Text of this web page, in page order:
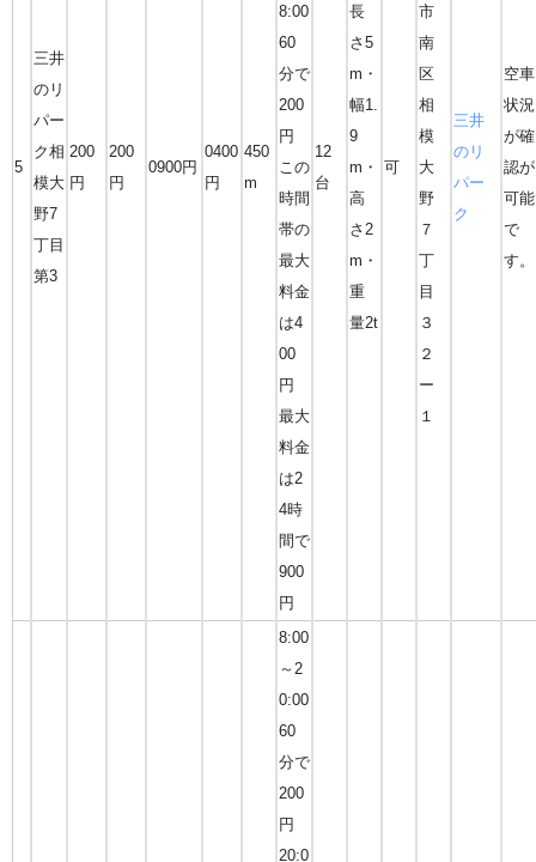
5
三井
のリ
パー
ク相
模大
野7
丁目
第3
200
円
200
円
0900円
0400
円
450
m
8:00
60
分で
200
円
この
時間
帯の
最大
料金
は4
00
円
最大
料金
は2
4時
間で
900
円
12
台
長
さ5
m・
幅1.
9
m・
高
さ2
m・
重
量2t
可
市
南
区
相
模
大
野
７
丁
目
３
２
ー
１
三井
のリ
パー
ク
空車
状況
が確
認が
可能
で
す。
8:00
～2
0:00
60
分で
200
円
20:0